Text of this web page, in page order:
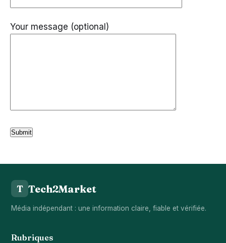
Your message (optional)
T Tech2Market
Média indépendant : une information claire, fiable et vérifiée.
Rubriques